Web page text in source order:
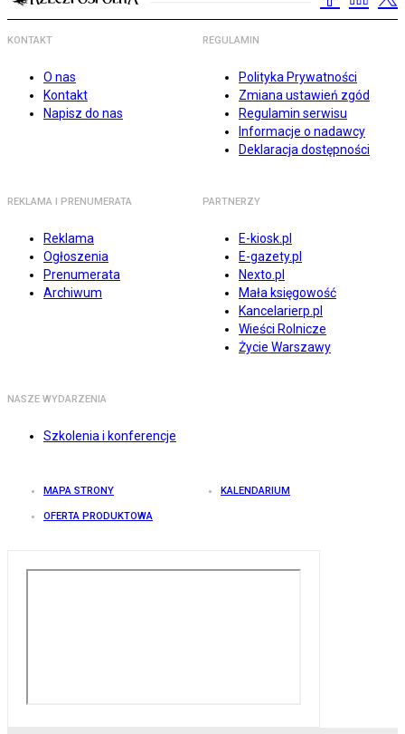
KONTAKT
O nas
Kontakt
Napisz do nas
REGULAMIN
Polityka Prywatności
Zmiana ustawień zgód
Regulamin serwisu
Informacje o nadawcy
Deklaracja dostępności
REKLAMA I PRENUMERATA
Reklama
Ogłoszenia
Prenumerata
Archiwum
PARTNERZY
E-kiosk.pl
E-gazety.pl
Nexto.pl
Mała księgowość
Kancelarierp.pl
Wieści Rolnicze
Życie Warszawy
NASZE WYDARZENIA
Szkolenia i konferencje
MAPA STRONY KALENDARIUM
OFERTA PRODUKTOWA